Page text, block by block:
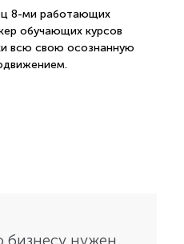
8-ми работающих
обучающих курсов
всю свою осознанную
бизнесу нужен